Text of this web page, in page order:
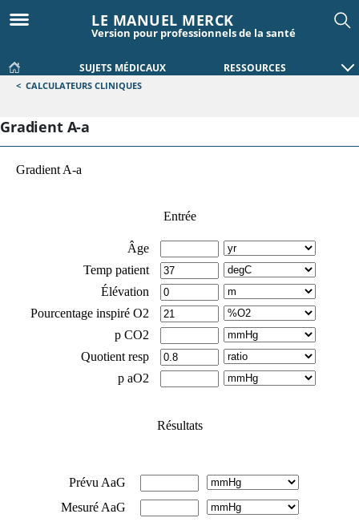
LE MANUEL MERCK
Version pour professionnels de la santé
SUJETS MÉDICAUX RESSOURCES
< CALCULATEURS CLINIQUES
Gradient A-a